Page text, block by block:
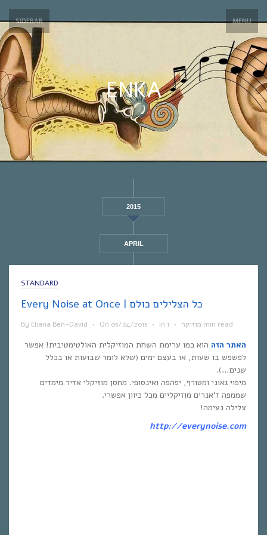
SIDEBAR MENU
ENKA
2015
APRIL
STANDARD
Every Noise at Once | כל הצלילים כולם
By Eliana Ben-David • On 05/04/2015 • In מוזיקה • 1 min read
האתר הזה הוא כמו ערימת השחת המוזיקלית האולטימטיבית! אפשר
לפשפש בו שעות, או בעצם ימים (שלא לומר שבועות או בכלל
שנים…).
מיפוי גאוני ומטורף, יפהפה ואינסופי. מחסן מוזיקלי אדיר מימדים
שממפה ז’אנרים מוזיקליים מכל כיוון אפשרי.
צלילה נעימה!
http://everynoise.com